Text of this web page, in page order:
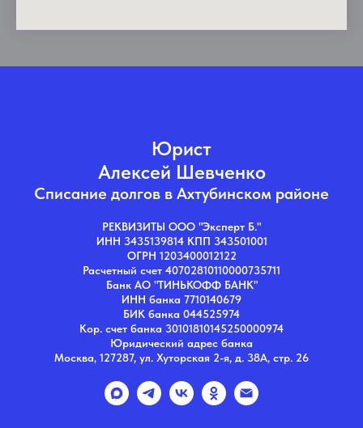
Юрист
Алексей Шевченко
Списание долгов в Ахтубинском районе
РЕКВИЗИТЫ ООО "Эксперт Б."
ИНН 3435139814 КПП 343501001
ОГРН 1203400012122
Расчетный счет 40702810110000735711
Банк АО "ТИНЬКОФФ БАНК"
ИНН банка 7710140679
БИК банка 044525974
Кор. счет банка 30101810145250000974
Юридический адрес банка
Москва, 127287, ул. Хуторская 2-я, д. 38А, стр. 26